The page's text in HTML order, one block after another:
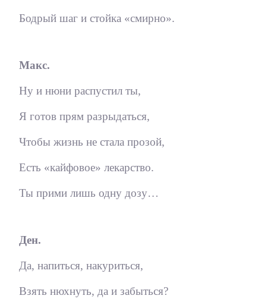
Бодрый шаг и стойка «смирно».
Макс.
Ну и нюни распустил ты,
Я готов прям разрыдаться,
Чтобы жизнь не стала прозой,
Есть «кайфовое» лекарство.
Ты прими лишь одну дозу…
Ден.
Да, напиться, накуриться,
Взять нюхнуть, да и забыться?